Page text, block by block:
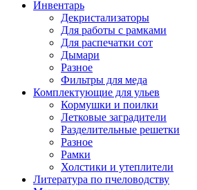
Инвентарь
Декристализаторы
Для работы с рамками
Для распечатки сот
Дымари
Разное
Фильтры для меда
Комплектующие для ульев
Кормушки и поилки
Летковые заградители
Разделительные решетки
Разное
Рамки
Холстики и утеплители
Литература по пчеловодству